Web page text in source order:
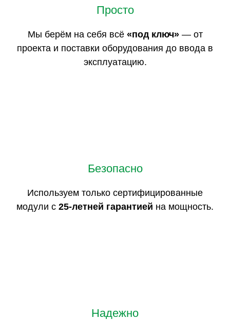
Просто
Мы берём на себя всё «под ключ»— от
проекта и поставки оборудования до ввода в
эксплуатацию.
Безопасно
Используем только сертифицированные
модули с 25-летней гарантией на мощность.
Надежно